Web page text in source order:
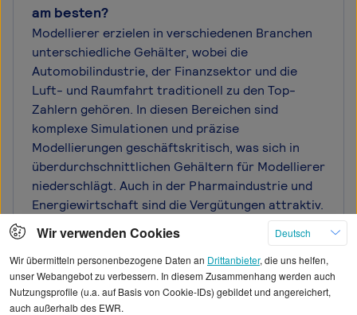
am besten?
Modellierer erzielen in verschiedenen Branchen
unterschiedliche Gehälter, wobei die
Automobilindustrie, der Finanzsektor und die
Luft- und Raumfahrt traditionell zu den Top-
Zahlern gehören. In diesen Bereichen sind
komplexe Simulationen und präzise
Modellierungen geschäftskritisch, was sich in
überdurchschnittlichen Gehältern für Modellierer
niederschlägt. Auch in der Pharmaindustrie und
Energiewirtschaft sind die Vergütungen attraktiv.
Modellierer in der Unternehmensberatung
können ebenfalls mit guten Gehältern rechnen,
oft ergänzt durch erfolgsabhängige
Bonuszahlungen. Etwas niedriger fallen die
Gehälter typischerweise im öffentlichen Dienst,
Wir verwenden Cookies
Deutsch
Wir übermitteln personenbezogene Daten an Drittanbieter, die uns helfen,
unser Webangebot zu verbessern. In diesem Zusammenhang werden auch
Nutzungsprofile (u.a. auf Basis von Cookie-IDs) gebildet und angereichert,
auch außerhalb des EWR.